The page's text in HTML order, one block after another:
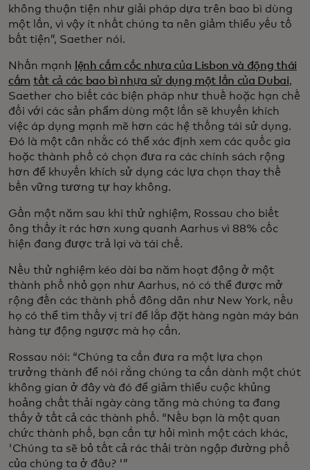
không thuận tiện như giải pháp dựa trên bao bì dùng
một lần, vì vậy ít nhất chúng ta nên giảm thiểu yếu tố
bất tiện”, Saether nói.
Nhấn mạnh
lệnh cấm cốc nhựa của Lisbon và động thái
cấm tất cả các bao bì nhựa sử dụng một lần của Dubai,
Saether cho biết các biện pháp như thuế hoặc hạn chế
đối với các sản phẩm dùng một lần sẽ khuyến khích
việc áp dụng mạnh mẽ hơn các hệ thống tái sử dụng.
Đó là một cân nhắc có thể xác định xem các quốc gia
hoặc thành phố có chọn đưa ra các chính sách rộng
hơn để khuyến khích sử dụng các lựa chọn thay thế
bền vững tương tự hay không.
Gần một năm sau khi thử nghiệm, Rossau cho biết
ông thấy ít rác hơn xung quanh Aarhus vì 88% cốc
hiện đang được trả lại và tái chế.
Nếu thử nghiệm kéo dài ba năm hoạt động ở một
thành phố nhỏ gọn như Aarhus, nó có thể được mở
rộng đến các thành phố đông dân như New York, nếu
họ có thể tìm thấy vị trí để lắp đặt hàng ngàn máy bán
hàng tự động ngược mà họ cần.
Rossau nói: “Chúng ta cần đưa ra một lựa chọn
trưởng thành để nói rằng chúng ta cần dành một chút
không gian ở đây và đó để giảm thiểu cuộc khủng
hoảng chất thải ngày càng tăng mà chúng ta đang
thấy ở tất cả các thành phố. “Nếu bạn là một quan
chức thành phố, bạn cần tự hỏi mình một cách khác,
'Chúng ta sẽ bỏ tất cả rác thải tràn ngập đường phố
của chúng ta ở đâu? '”